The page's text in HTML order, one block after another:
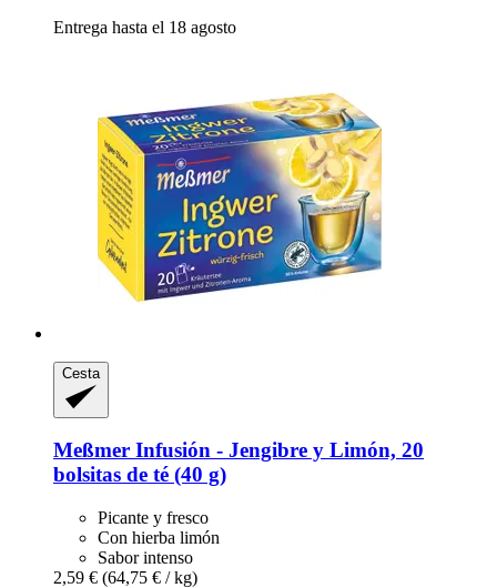
Entrega hasta el 18 agosto
Cesta
Meßmer Infusión -​ Jengibre y Limón, 20
bolsitas de té (40 g)
Picante y fresco
Con hierba limón
Sabor intenso
2,59 € (64,75 € / kg)